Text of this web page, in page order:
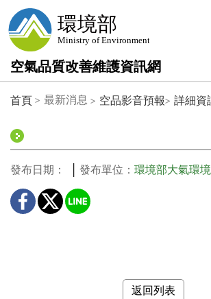
空氣品質改善維護資訊網
首頁 最新消息 空品影音預報 詳細資
發布日期： 發布單位： 環境部大氣環
返回列表